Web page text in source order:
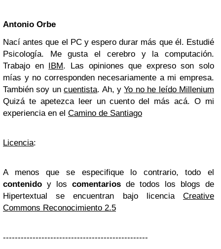
Antonio Orbe
Nací antes que el PC y espero durar más que él. Estudié
Psicología. Me gusta el cerebro y la computación.
Trabajo en IBM. Las opiniones que expreso son solo
mías y no corresponden necesariamente a mi empresa.
También soy uncuentista. Ah, yYo no he leído Millenium
Quizá te apetezca leer un cuento del más acá. O mi
experiencia en el Camino de Santiago
Licencia:
A menos que se especifique lo contrario, todo el
contenido y los comentarios de todos los blogs de
Hipertextual se encuentran bajo licencia Creative
Commons Reconocimiento 2.5
-------------------------------------------------